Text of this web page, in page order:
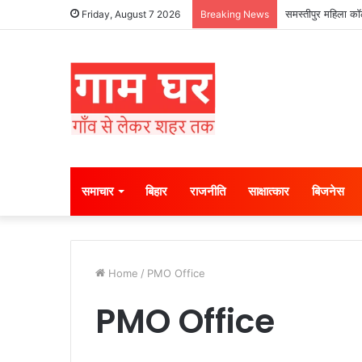
Friday, August 7 2026 Breaking News समस्तीपुर महिला
समाचार बिहार राजनीति साक्षात्कार बिजनेस
Home / PMO Office
PMO Office